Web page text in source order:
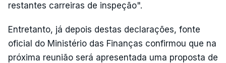
restantes carreiras de inspeção".
Entretanto, já depois destas declarações, fonte
oficial do Ministério das Finanças confirmou que na
próxima reunião será apresentada uma proposta de